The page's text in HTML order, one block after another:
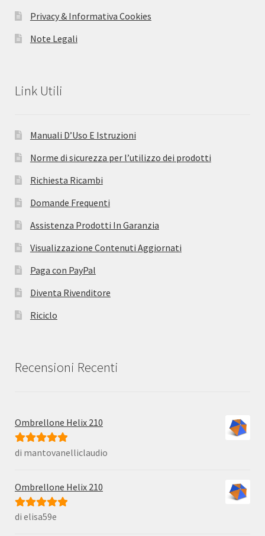
Privacy & Informativa Cookies
Note Legali
Link Utili
Manuali D’Uso E Istruzioni
Norme di sicurezza per l’utilizzo dei prodotti
Richiesta Ricambi
Domande Frequenti
Assistenza Prodotti In Garanzia
Visualizzazione Contenuti Aggiornati
Paga con PayPal
Diventa Rivenditore
Riciclo
Recensioni Recenti
Ombrellone Helix 210
Valutato5su
di mantovanelliclaudio
Ombrellone Helix 210
Valutato5su
di elisa59e